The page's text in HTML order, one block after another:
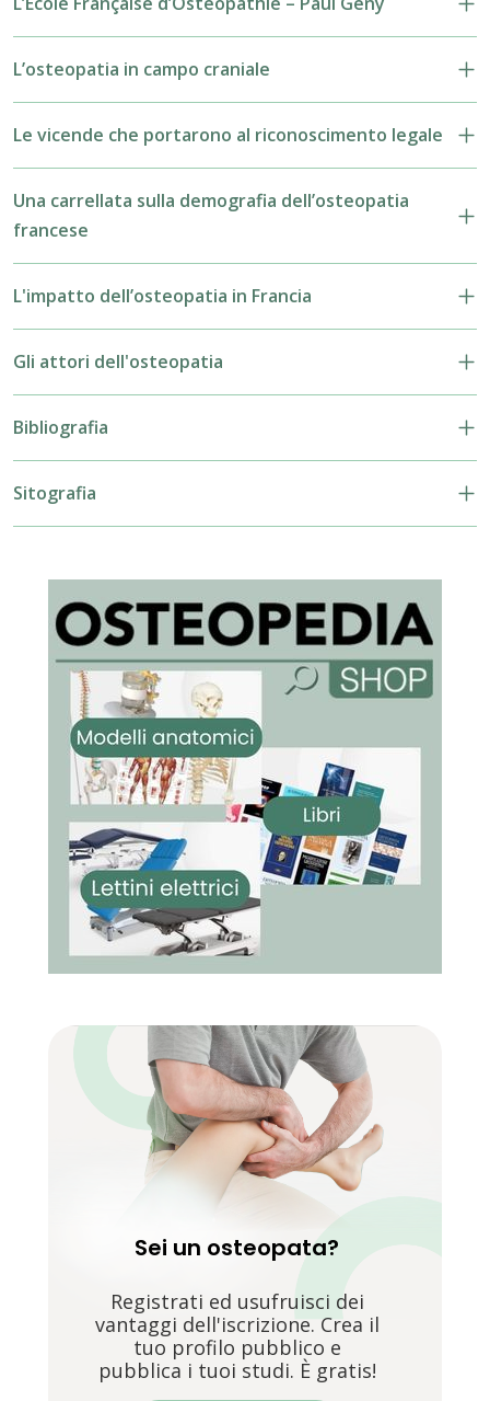
L’osteopatia in campo craniale
Le vicende che portarono al riconoscimento legale
Una carrellata sulla demografia dell’osteopatia
francese
L'impatto dell’osteopatia in Francia
Gli attori dell'osteopatia
Bibliografia
Sitografia
Sei un osteopata?
Registrati ed usufruisci dei
vantaggi dell'iscrizione. Crea il
tuo profilo pubblico e
pubblica i tuoi studi. È gratis!